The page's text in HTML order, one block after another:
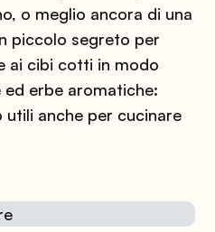
o meglio ancora di una
piccolo segreto per
ai cibi cotti in modo
erbe aromatiche:
anche per cucinare